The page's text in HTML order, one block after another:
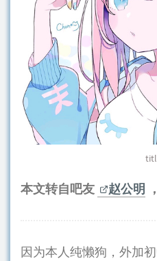
本文转自吧友 赵公明
因为本人纯懒狗，外加